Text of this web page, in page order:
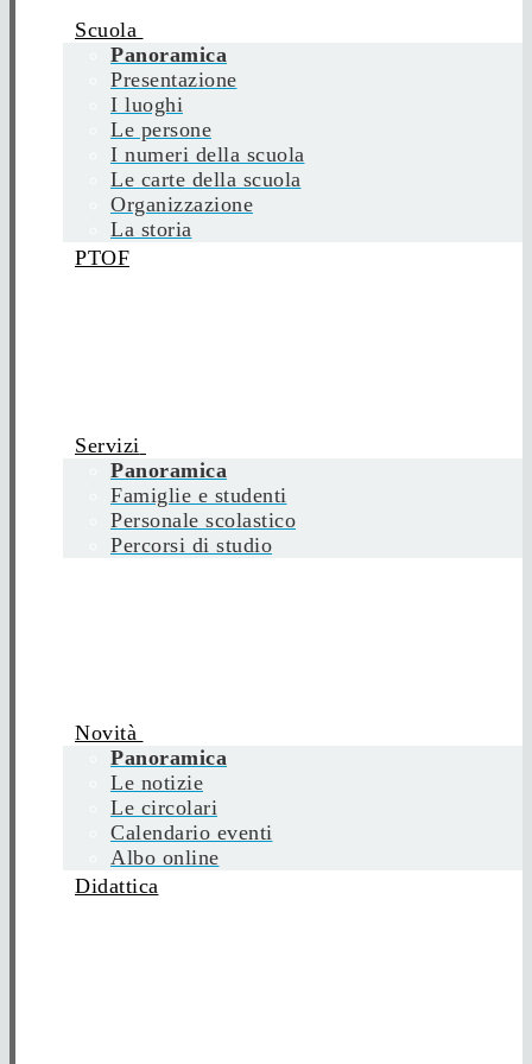
Scuola
Panoramica
Presentazione
I luoghi
Le persone
I numeri della scuola
Le carte della scuola
Organizzazione
La storia
PTOF
Servizi
Panoramica
Famiglie e studenti
Personale scolastico
Percorsi di studio
Novità
Panoramica
Le notizie
Le circolari
Calendario eventi
Albo online
Didattica